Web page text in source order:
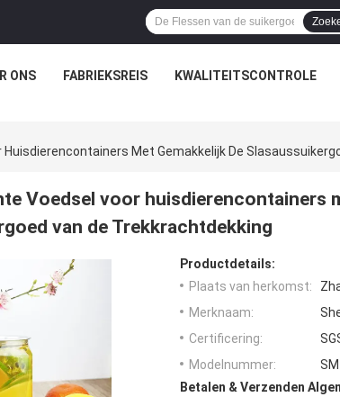
ONS FABRIEKSREIS KWALITEITSCONTROLE
Met Gemakkelijk De
Voedsel voor huisdierencontainers
van de Trekkrachtdekking
Productdetails:
Plaats van herkomst:
Merknaam:
Certificering:
Modelnummer:
Betalen & Verzenden